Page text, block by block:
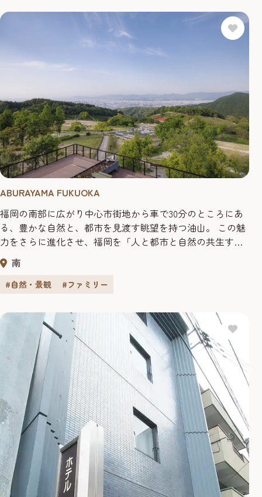
ABURAYAMA FUKUOKA
福岡の南部に広がり中心市街地から車で30分のところにあ
る、豊かな自然と、都市を見渡す眺望を持つ油山。 この魅
力をさらに進化させ、福岡を「人と都市と自然の共生する
まち」として世界に発信するために、市民に親しまれてき
た「油山市民の森」と「油山牧場」がひとつになって新た
に生まれ変わります。 コンセプトスローガンは、「BACK
築・...
南
#自然・景観 #ファミリー